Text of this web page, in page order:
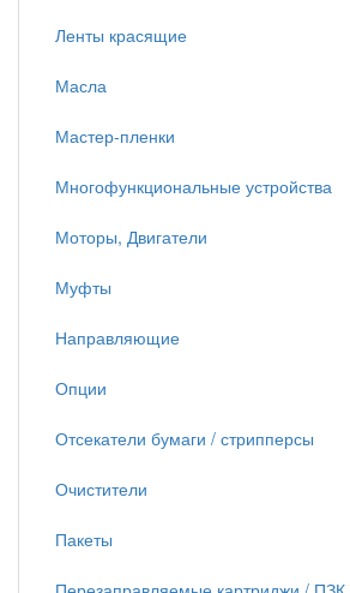
Ленты красящие
Масла
Мастер-пленки
Многофункциональные устройства
Моторы, Двигатели
Муфты
Направляющие
Опции
Отсекатели бумаги / стрипперсы
Очистители
Пакеты